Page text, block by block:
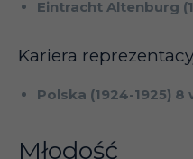
Eintracht Altenburg
Kariera
Polska (1924-1925)
Młodość